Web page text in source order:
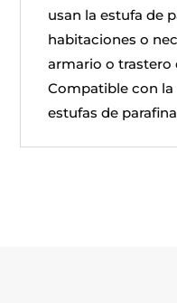
usan la estufa de
habitaciones o
armario o trastero
Compatible con
estufas de